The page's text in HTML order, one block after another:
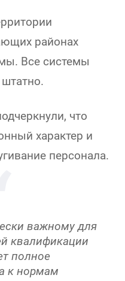
районах
Все системы
что
характер и
персонала.
важному для
квалификации
полное
к нормам